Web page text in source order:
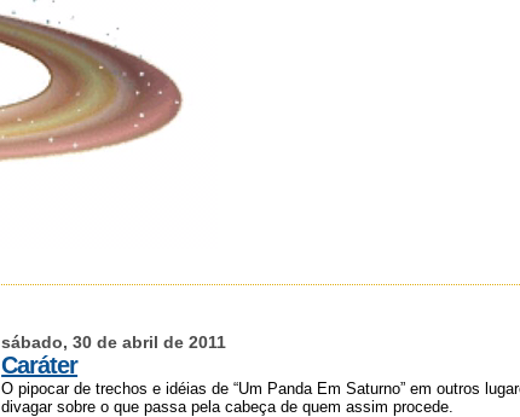
sábado, 30 de abril de 2011
Caráter
O pipocar de trechos e idéias de “Um Panda Em Saturno” em outros
divagar sobre o que passa pela cabeça de quem assim procede.